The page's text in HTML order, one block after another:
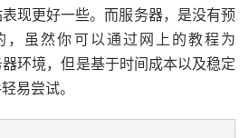
现更好一些。而服务器，是没有预
，虽然你可以通过网上的教程为
环境，但是基于时间成本以及稳定
易尝试。